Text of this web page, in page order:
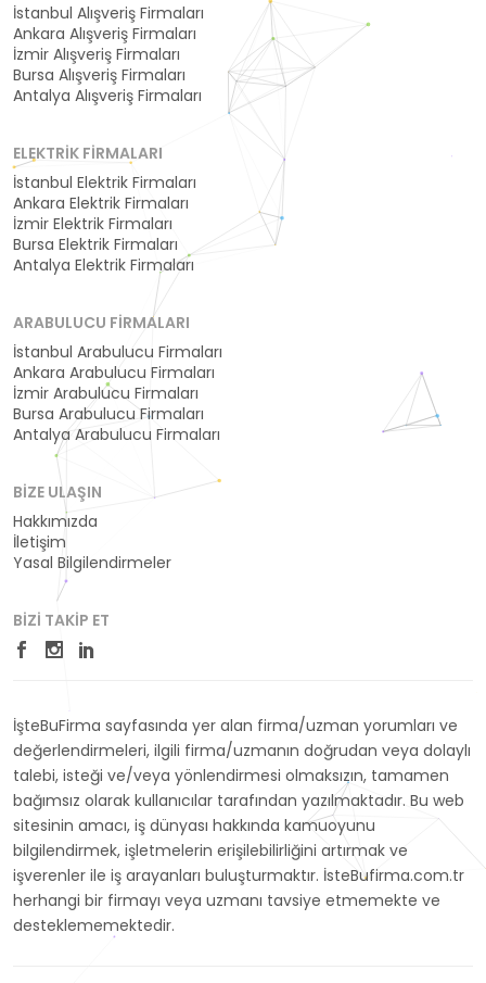
İstanbul Alışveriş Firmaları
Ankara Alışveriş Firmaları
İzmir Alışveriş Firmaları
Bursa Alışveriş Firmaları
Antalya Alışveriş Firmaları
ELEKTRIK FIRMALARI
İstanbul Elektrik Firmaları
Ankara Elektrik Firmaları
İzmir Elektrik Firmaları
Bursa Elektrik Firmaları
Antalya Elektrik Firmaları
ARABULUCU FIRMALARI
İstanbul Arabulucu Firmaları
Ankara Arabulucu Firmaları
İzmir Arabulucu Firmaları
Bursa Arabulucu Firmaları
Antalya Arabulucu Firmaları
BIZE ULAŞIN
Hakkımızda
İletişim
Yasal Bilgilendirmeler
BIZI TAKIP ET
İşteBuFirma sayfasında yer alan firma/uzman yorumları ve
değerlendirmeleri, ilgili firma/uzmanın doğrudan veya dolaylı
talebi, isteği ve/veya yönlendirmesi olmaksızın, tamamen
bağımsız olarak kullanıcılar tarafından yazılmaktadır. Bu web
sitesinin amacı, iş dünyası hakkında kamuoyunu
bilgilendirmek, işletmelerin erişilebilirliğini artırmak ve
işverenler ile iş arayanları buluşturmaktır. İsteBufirma.com.tr
herhangi bir firmayı veya uzmanı tavsiye etmemekte ve
desteklememektedir.